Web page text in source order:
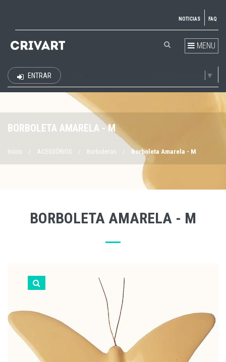
NOTICIAS FAQ
MENU
▼
ENTRAR
BORBOLETA AMARELA - M
Início / ACESSÓRIOS / Borboletas / Borboleta Amarela - M
BORBOLETA AMARELA - M